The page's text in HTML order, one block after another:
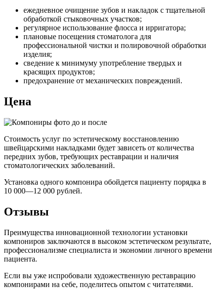
ежедневное очищение зубов и накладок с тщательной
обработкой стыковочных участков;
регулярное использование флосса и ирригатора;
плановые посещения стоматолога для
профессиональной чистки и полировочной обработки
изделия;
сведение к минимуму употребление твердых и
красящих продуктов;
предохранение от механических повреждений.
Цена
Стоимость услуг по эстетическому восстановлению
швейцарскими накладками будет зависеть от количества
передних зубов, требующих реставрации и наличия
стоматологических заболеваний.
Установка одного компонира обойдется пациенту порядка в
10 000—12 000 рублей.
Отзывы
Преимущества инновационной технологии установки
компониров заключаются в высоком эстетическом результате,
профессионализме специалиста и экономии личного времени
пациента.
Если вы уже испробовали художественную реставрацию
компонирами на себе, поделитесь опытом с читателями.